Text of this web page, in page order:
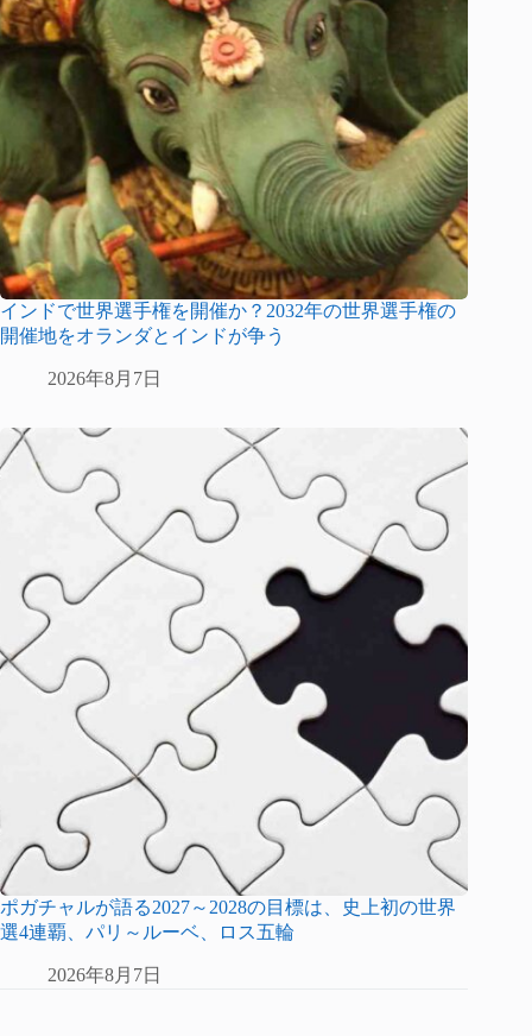
インドで世界選手権を開催か？2032年の世界選手権の
開催地をオランダとインドが争う
2026年8月7日
ポガチャルが語る2027～2028の目標は、史上初の世界
選4連覇、パリ～ルーベ、ロス五輪
2026年8月7日